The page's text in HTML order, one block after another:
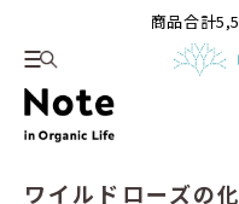
商品合計
ワイルドローズの